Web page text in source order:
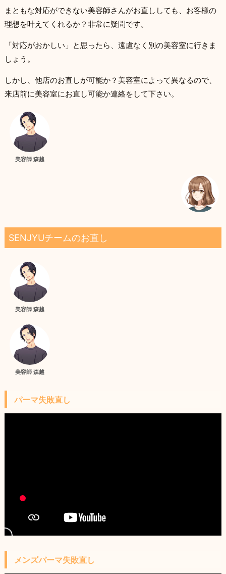
まともな対応ができない美容師さんがお直ししても、お客様の
理想を叶えてくれるか？非常に疑問です。
「対応がおかしい」と思ったら、遠慮なく別の美容室に行きま
しょう。
しかし、他店のお直しが可能か？美容室によって異なるので、
来店前に美容室にお直し可能か連絡をして下さい。
美容師 森越
SENJYUチームのお直し
美容師 森越
美容師 森越
パーマ失敗直し
メンズパーマ失敗直し